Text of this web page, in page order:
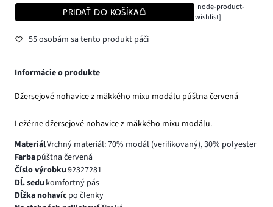
PRIDAŤ DO KOŠÍKA
[node-product-
wishlist]
55 osobám sa tento produkt páči
Informácie o produkte
Džersejové nohavice z mäkkého mixu modálu púštna červená
Ležérne džersejové nohavice z mäkkého mixu modálu.
MateriálVrchný materiál: 70% modál (verifikovaný), 30% polyester
Farbapúštna červená
Číslo výrobku92327281
Dĺ. sedu komfortný pás
Dĺžka nohavíc po členky